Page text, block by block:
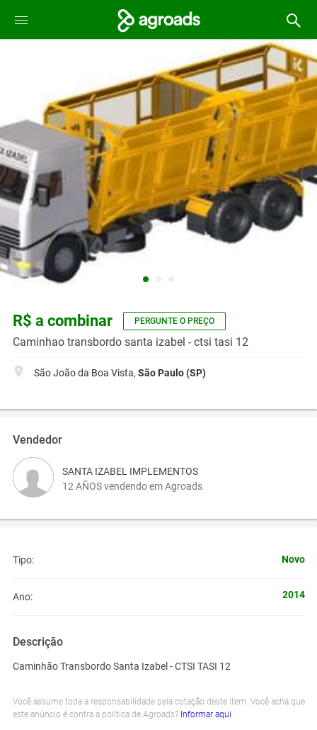
R$ a combinar PERGUNTE O PREÇO
Caminhao transbordo santa izabel - ctsi tasi 12
São João da Boa Vista, São Paulo (SP)
Vendedor
SANTA IZABEL IMPLEMENTOS
12 AÑOS vendendo em Agroads
Tipo: Novo
Ano: 2014
Descrição
Caminhão Transbordo Santa Izabel - CTSI TASI 12
Você assume toda a responsabilidade pela cotação deste item. Você acha que
este anúncio é contra a política de Agroads? Informar aqui